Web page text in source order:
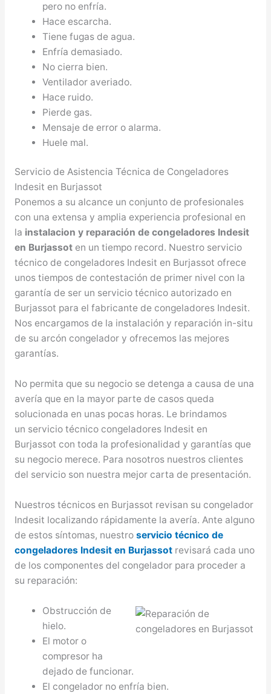
pero no enfría.
Hace escarcha.
Tiene fugas de agua.
Enfría demasiado.
No cierra bien.
Ventilador averiado.
Hace ruido.
Pierde gas.
Mensaje de error o alarma.
Huele mal.
Servicio de Asistencia Técnica de Congeladores
Indesit en Burjassot
Ponemos a su alcance un conjunto de profesionales
con una extensa y amplia experiencia profesional en
la instalacion y reparación de congeladores Indesit
en Burjassoten un tiempo record. Nuestro servicio
técnico de congeladores Indesit en Burjassot ofrece
unos tiempos de contestación de primer nivel con la
garantía de ser un servicio técnico autorizado en
Burjassot para el fabricante de congeladores Indesit.
Nos encargamos de la instalación y reparación in-situ
de su arcón congelador y ofrecemos las mejores
garantías.
No permita que su negocio se detenga a causa de una
avería que en la mayor parte de casos queda
solucionada en unas pocas horas. Le brindamos
un servicio técnico congeladores Indesit en
Burjassot con toda la profesionalidad y garantías que
su negocio merece. Para nosotros nuestros clientes
del servicio son nuestra mejor carta de presentación.
Nuestros técnicos en Burjassot revisan su congelador
Indesit localizando rápidamente la avería. Ante alguno
de estos síntomas, nuestro servicio técnico de
congeladores Indesit en Burjassotrevisará cada uno
de los componentes del congelador para proceder a
su reparación:
Obstrucción de
hielo.
El motor o
compresor ha
dejado de funcionar.
El congelador no enfría bien.